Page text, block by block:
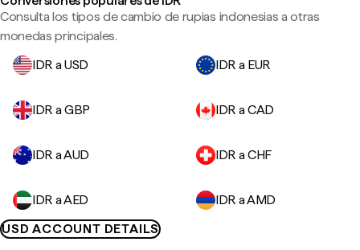
Consulta los tipos de cambio de rupias indonesias a otras
monedas principales.
IDR a USD
IDR a EUR
IDR a GBP IDR a CAD
IDR a AUD IDR a CHF
IDR a AED
IDR a AMD
USD ACCOUNT DETAILS